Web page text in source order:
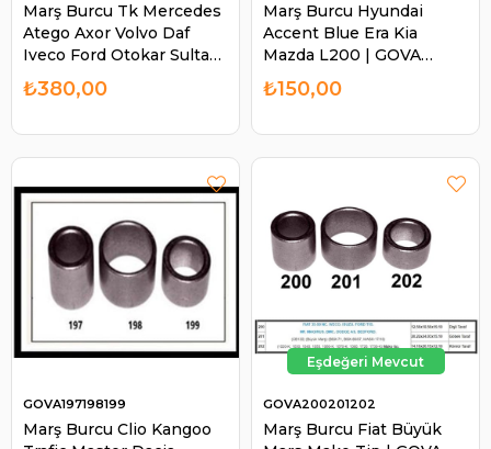
Marş Burcu Tk Mercedes
Atego Axor Volvo Daf
Iveco Ford Otokar Sultan
| GOVA 191192193194
₺380,00
Marş Burcu Hyundai
Accent Blue Era Kia
Mazda L200 | GOVA
195196
₺150,00
Marş Burcu Clio Kangoo
GOVA197198199
Marş Burcu Fiat Büyük
GOVA200201202